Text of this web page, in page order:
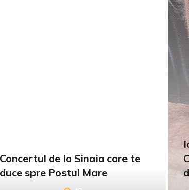
Concertul de la Sinaia care te
duce spre Postul Mare